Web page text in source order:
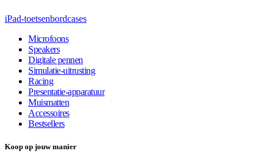
iPad-toetsenbordcases
Microfoons
Speakers
Digitale pennen
Simulatie-uitrusting
Racing
Presentatie-apparatuur
Muismatten
Accessoires
Bestsellers
Koop op jouw manier